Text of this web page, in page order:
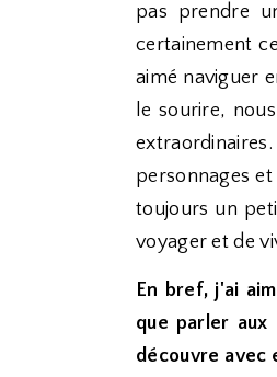
pas prendre
certainement
aimé naviguer
le sourire,
personnages
toujours un
voyager et de
En bref, j'ai
que parler
découvre avec